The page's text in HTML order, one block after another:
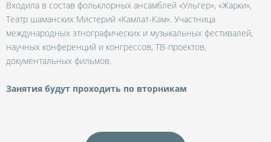
Входила в состав фольклорных ансамблей «Ульгер», «Жарки»,
Театр шаманских Мистерий «Камлат-Кам». Участница
международных этнографических и музыкальных фестивалей,
научных конференций и конгрессов, ТВ-проектов,
документальных фильмов.
Занятия будут проходить по вторникам